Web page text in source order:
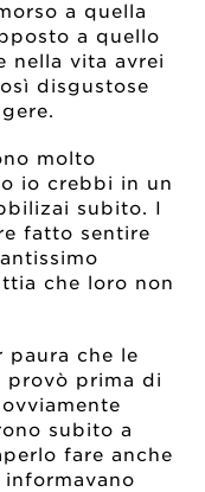
a quella
a quello
nella vita avrei
disgustose
molto
io crebbi in un
subito. I
fatto sentire
che loro non
paura che le
provò prima di
subito a
fare anche